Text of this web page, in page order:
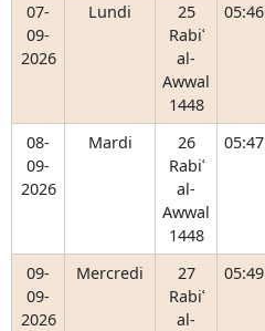
07-
09-
2026
Lundi
25
Rabiʿ
al-
Awwal
1448
05:46
08-
09-
2026
Mardi
26
Rabiʿ
al-
Awwal
1448
05:47
09-
09-
2026
Mercredi
27
Rabiʿ
al-
05:49